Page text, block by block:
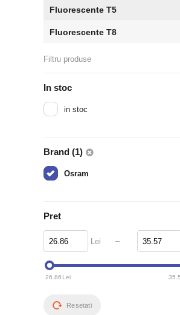
Fluorescente T5
Fluorescente T8
Filtru produse
In stoc
in stoc
Brand (1)
Osram
Pret
Lei –
26.86 Lei
Resetati